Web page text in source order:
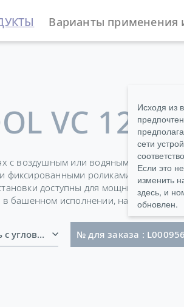
Варианты применения
Термостаты Циркуляционные
VC 1200
с воздушным или водяным
роликами.
доступны для мощных
башенном исполнении, начиная с VC
кабель с угловым штекером Schuko (CEE7/7)
№ для заказа : L000956
Исходя из
сети
Если это
изменить
здесь, и
обновлен.